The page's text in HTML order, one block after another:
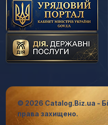
© 2026 Catalog.Biz.ua -
права захищено.